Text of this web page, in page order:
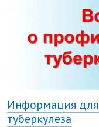
Информация
туберкулеза